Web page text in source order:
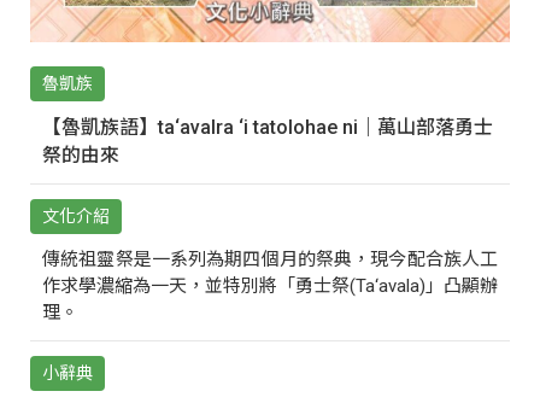
魯凱族
【魯凱族語】ta‘avalra ‘i tatolohae ni｜萬山部落勇士
祭的由來
文化介紹
傳統祖靈祭是一系列為期四個月的祭典，現今配合族人工
作求學濃縮為一天，並特別將「勇士祭(Ta‘avala)」凸顯辦
理。
小辭典